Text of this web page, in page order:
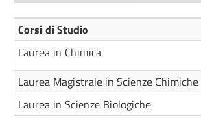
Corsi di Studio
Laurea in Chimica
Laurea Magistrale in Scienze Chimiche
Laurea in Scienze Biologiche